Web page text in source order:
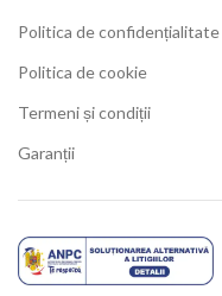
Politica de confidențialitate
Politica de cookie
Termeni și condiții
Garanții